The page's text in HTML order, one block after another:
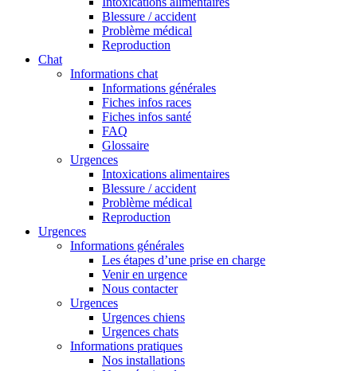
Blessure / accident
Problème médical
Reproduction
Chat
Informations chat
Informations générales
Fiches infos races
Fiches infos santé
FAQ
Glossaire
Urgences
Intoxications alimentaires
Blessure / accident
Problème médical
Reproduction
Urgences
Informations générales
Les étapes d’une prise en charge
Venir en urgence
Nous contacter
Urgences
Urgences chiens
Urgences chats
Informations pratiques
Nos installations